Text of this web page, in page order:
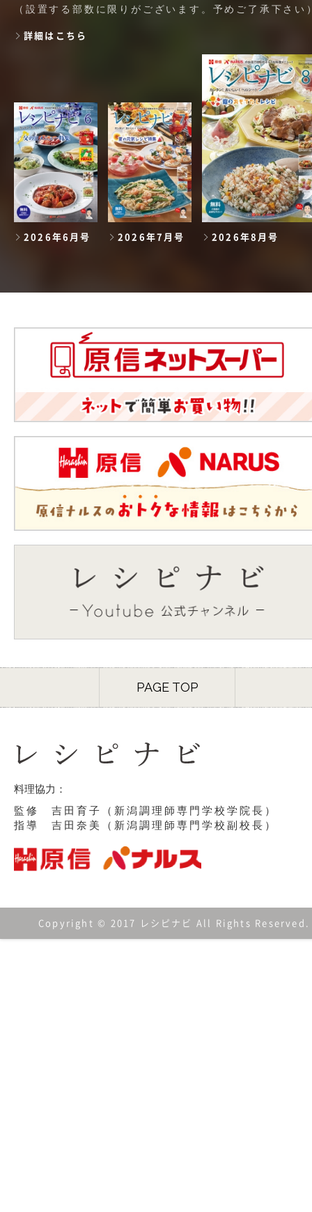
（設置する部数に限りがございます。予めご了承下さい
詳細はこちら
2026年6月号 2026年7月号 2026年8月号
PAGE TOP
料理協力：
監修 吉田育子（新潟調理師専門学校学院長）
指導 吉田奈美（新潟調理師専門学校副校長）
Copyright © 2017 レシピナビ All Rights Reserved.